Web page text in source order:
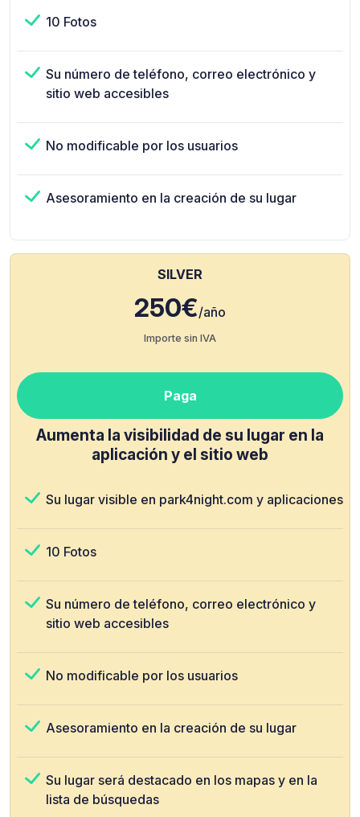
10 Fotos
Su número de teléfono, correo electrónico y
sitio web accesibles
No modificable por los usuarios
Asesoramiento en la creación de su lugar
SILVER
250€/año
Importe sin IVA
Paga
Aumenta la visibilidad de su lugar en la
aplicación y el sitio web
Su lugar visible en park4night.com y aplicaciones
10 Fotos
Su número de teléfono, correo electrónico y
sitio web accesibles
No modificable por los usuarios
Asesoramiento en la creación de su lugar
Su lugar será destacado en los mapas y en la
lista de búsquedas